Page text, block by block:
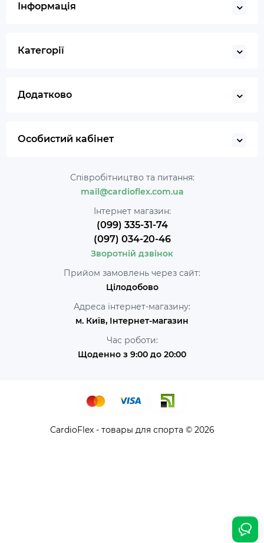
Інформація
Категорії
Додатково
Особистий кабінет
Співробітництво та питання:
mail@cardioflex.com.ua
Інтернет магазин:
(099) 335-31-74
(097) 034-20-46
Зворотній дзвінок
Прийом замовлень через сайт:
Цілодобово
Адреса інтернет-магазину:
м. Київ, Інтернет-магазин
Час роботи:
Щоденно з 9:00 до 20:00
CardioFlex - товары для спорта © 2026